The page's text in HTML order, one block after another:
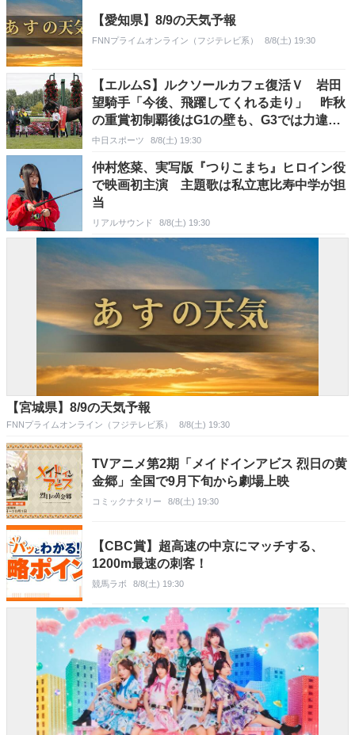
【愛知県】8/9の天気予報
FNNプライムオンライン（フジテレビ系） 8/8(土) 19:30
【エルムS】ルクソールカフェ復活Ｖ 岩田
望騎手「今後、飛躍してくれる走り」 昨秋
の重賞初制覇後はG1の壁も、G3では力違う
快勝劇
中日スポーツ 8/8(土) 19:30
仲村悠菜、実写版『つりこまち』ヒロイン役
で映画初主演 主題歌は私立恵比寿中学が担
当
リアルサウンド 8/8(土) 19:30
【宮城県】8/9の天気予報
FNNプライムオンライン（フジテレビ系） 8/8(土) 19:30
TVアニメ第2期「メイドインアビス 烈日の黄
金郷」全国で9月下旬から劇場上映
コミックナタリー 8/8(土) 19:30
【CBC賞】超高速の中京にマッチする、
1200m最速の刺客！
競馬ラボ 8/8(土) 19:30